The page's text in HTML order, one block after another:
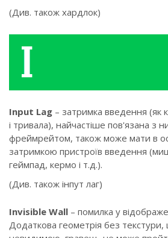
(Див. також хардлок)
Input Lag – затримка введення (як
і тривала), найчастіше пов'язана з
фреймрейтом, також може мати в
затримкою пристроїв введення
геймпад, кермо і т.д.).
(Див. також інпут лаг)
Invisible Wall – помилка у
Додаткова геометрія без текстури,